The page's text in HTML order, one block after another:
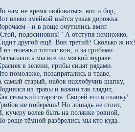
нам не время любоваться: вот и бор,
влево змейкой вьётся узкая дорожка.
- и в роще очутились вмиг.
подосиновик!" А отступя немножко,
другой ещё. Вон третий! Сколько ж их!
из тележки тотчас вон, и за грибами
мы все по мягкой мураве.
в зелени, грибы сидят рядами.
помоложе, позапрятались в траве,
самый старый, набок нахлобучив шапку,
из травы и важно так глядит,
сельский староста. Скорей его в охапку!
не поберёшь! Но лошадь не стоит,
кучеру велев быть на полянке ровной,
роще тёмной разбрелись мы кто куда.